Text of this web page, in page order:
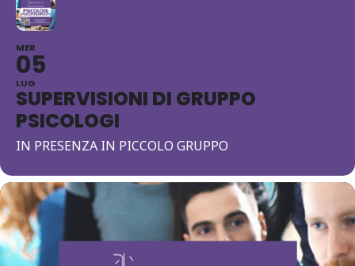
MER
05
LUG
SUPERVISIONI DI GRUPPO
PSICOLOGI
IN PRESENZA IN PICCOLO GRUPPO